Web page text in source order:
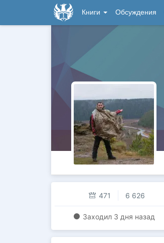
Книги Обсуждения
471 6 626
Заходил 3 дня назад